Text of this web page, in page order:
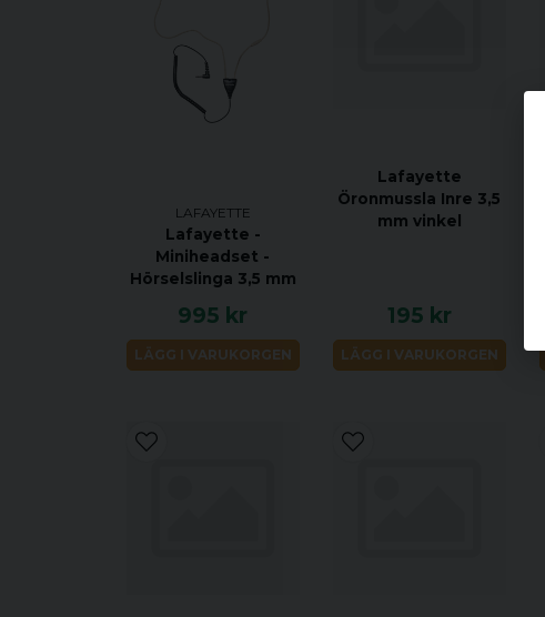
LAFAYETTE
Lafayette -
Miniheadset -
Hörselslinga 3,5 mm
995 kr
LÄGG I VARUKORGEN
Lafayette
Öronmussla Inre 3,5
mm vinkel
195 kr
LÄGG I VARUKORGEN